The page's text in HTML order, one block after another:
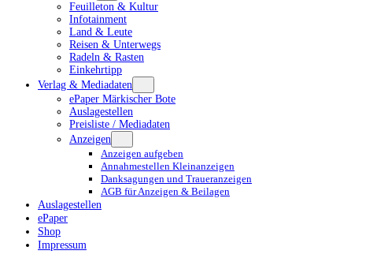
Feuilleton & Kultur
Infotainment
Land & Leute
Reisen & Unterwegs
Radeln & Rasten
Einkehrtipp
Verlag & Mediadaten
ePaper Märkischer Bote
Auslagestellen
Preisliste / Mediadaten
Anzeigen
Anzeigen aufgeben
Annahmestellen Kleinanzeigen
Danksagungen und Traueranzeigen
AGB für Anzeigen & Beilagen
Auslagestellen
ePaper
Shop
Impressum